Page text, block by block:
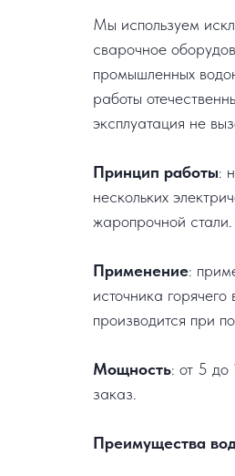
Мы используем
сварочное
промышленных
работы
эксплуатация не
Принцип работы:
нескольких
жаропрочной стали.
Применение:
источника
производится при
Мощность: от 5 до
заказ.
Преимущества